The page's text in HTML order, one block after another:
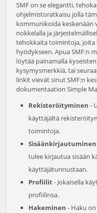
SMF on se elegantti,
ohjelmistoratkaisu jolla
kommunikoida keskenään
nokkelalla ja
tehokkaita toimintoja,
hyödykseen. Apua SMF:n
löytää painamalla
kysymysmerkkiä, tai
linkit vievät sinut SMF:n
dokumentaation Simple
Rekisteröityminen -
käyttäjältä
toimintoja.
Sisäänkirjautuminen
tulee kirjautua sisään
käyttäjätunnustaan.
Profiilit- Jokaisella
profiilinsa.
Hakeminen - Haku